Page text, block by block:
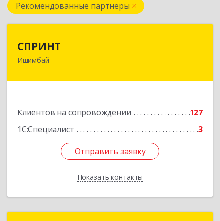
Рекомендованные партнеры
СПРИНТ
Ишимбай
Клиентов на сопровождении
127
1С:Специалист
3
Отправить заявку
Показать контакты
453201, Башкортостан Респ, Ишимбайский р-н,
Отправить заявку
Назад